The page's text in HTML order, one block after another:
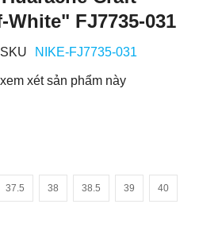
FJ7735-031
SKU NIKE-FJ7735-031
xét sản phẩm này
37.5 38 38.5 39 40